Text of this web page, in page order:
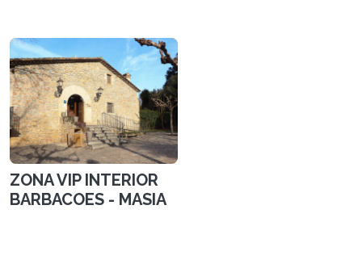
ZONA VIP INTERIOR
BARBACOES - MASIA